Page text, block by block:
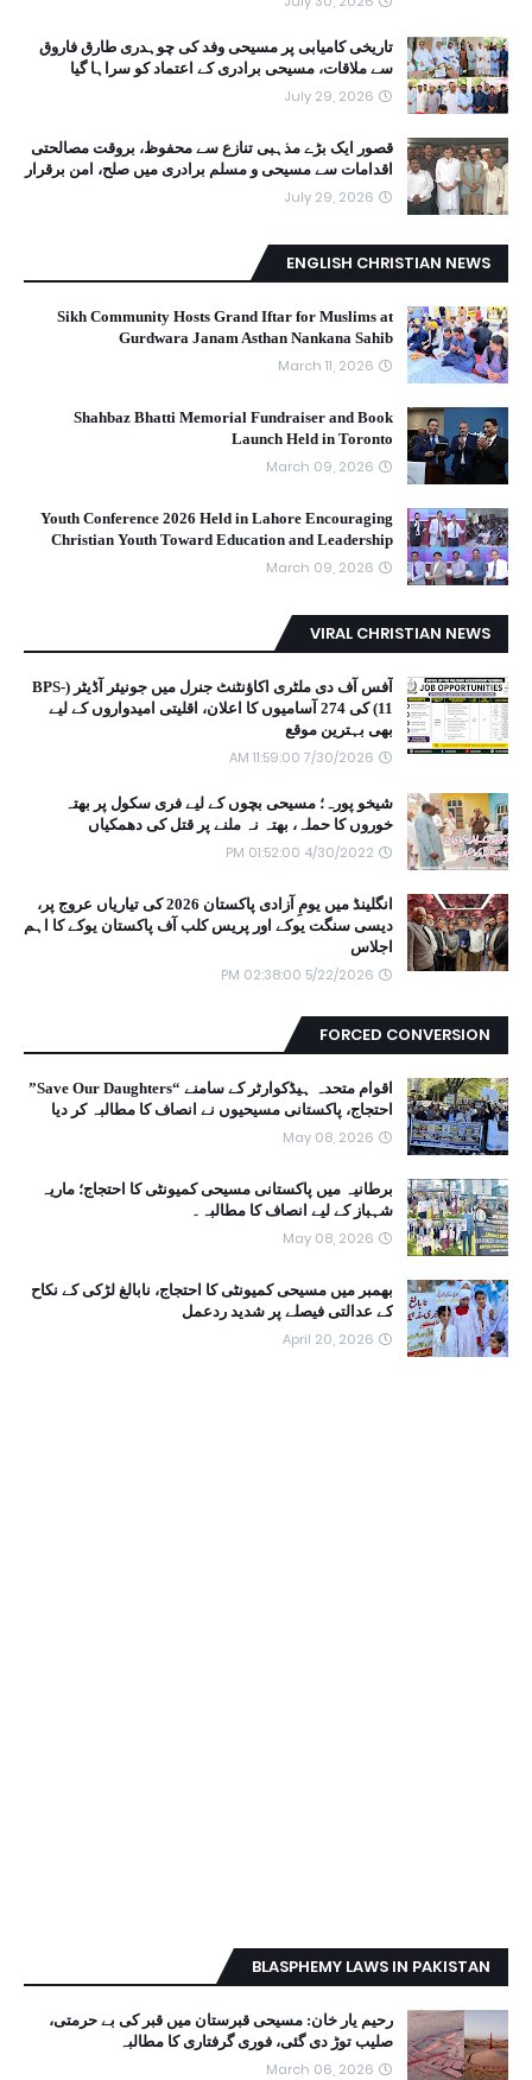
تاریخی کامیابی پر مسیحی وفد کی چوہدری طارق فاروق
سے ملاقات، مسیحی برادری کے اعتماد کو سراہا گیا
July 29, 2026
قصور ایک بڑے مذہبی تنازع سے محفوظ، بروقت مصالحتی
اقدامات سے مسیحی و مسلم برادری میں صلح، امن برقرار
July 29, 2026
ENGLISH CHRISTIAN NEWS
Sikh Community Hosts Grand Iftar for Muslims at
Gurdwara Janam Asthan Nankana Sahib
March 11, 2026
Shahbaz Bhatti Memorial Fundraiser and Book
Launch Held in Toronto
March 09, 2026
Youth Conference 2026 Held in Lahore Encouraging
Christian Youth Toward Education and Leadership
March 09, 2026
VIRAL CHRISTIAN NEWS
آفس آف دی ملٹری اکاؤنٹنٹ جنرل میں جونیئر آڈیٹر (BPS-
11) کی 274 آسامیوں کا اعلان، اقلیتی امیدواروں کے لیے
بھی بہترین موقع
7/30/2026 11:59:00 AM
شیخو پورہ؛ مسیحی بچوں کے لیے فری سکول پر بھتہ
خوروں کا حملہ، بھتہ نہ ملنے پر قتل کی دھمکیاں
4/30/2022 01:52:00 PM
انگلینڈ میں یومِ آزادی پاکستان 2026 کی تیاریاں عروج پر،
دیسی سنگت یوکے اور پریس کلب آف پاکستان یوکے کا اہم
اجلاس
5/22/2026 02:38:00 PM
FORCED CONVERSION
اقوام متحدہ ہیڈکوارٹر کے سامنے “Save Our Daughters”
احتجاج، پاکستانی مسیحیوں نے انصاف کا مطالبہ کر دیا
May 08, 2026
برطانیہ میں پاکستانی مسیحی کمیونٹی کا احتجاج؛ ماریہ
شہباز کے لیے انصاف کا مطالبہ۔
May 08, 2026
بھمبر میں مسیحی کمیونٹی کا احتجاج، نابالغ لڑکی کے نکاح
کے عدالتی فیصلے پر شدید ردعمل
April 20, 2026
BLASPHEMY LAWS IN PAKISTAN
رحیم یار خان: مسیحی قبرستان میں قبر کی بے حرمتی،
صلیب توڑ دی گئی، فوری گرفتاری کا مطالبہ
March 06, 2026